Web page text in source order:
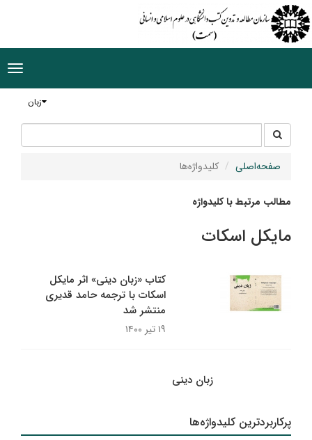
زبان
جستجو
در
سایت
صفحه‌اصلی کلیدواژه‌ها
مطالب مرتبط با کلیدواژه
مایکل اسکات
کتاب «زبان دینی» اثر مایکل
اسکات با ترجمه حامد قدیری
منتشر شد
۱۹ تیر ۱۴۰۰
زبان دینی
پرکاربردترین کلیدواژه‌ها